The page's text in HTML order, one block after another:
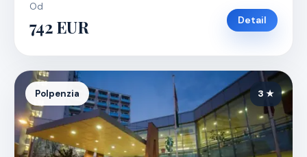
Od
742 EUR Detail
Polpenzia 3 ★